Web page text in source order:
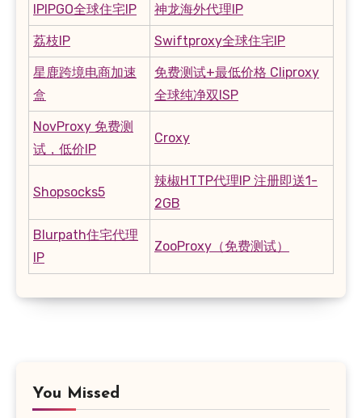
IPIPGO全球住宅IP 神龙海外代理IP
荔枝IP Swiftproxy全球住宅IP
星鹿跨境电商加速
盒
免费测试+最低价格 Cliproxy
全球纯净双ISP
NovProxy 免费测
试，低价IP
Croxy
Shopsocks5
辣椒HTTP代理IP 注册即送1-
2GB
Blurpath住宅代理
IP
ZooProxy（免费测试）
You Missed